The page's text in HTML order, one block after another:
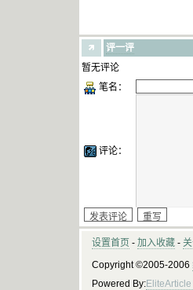
评一评
暂无评论
笔名：
评论：
设置首页 - 加入收藏 - 关
Copyright ©2005-2006
Powered By: